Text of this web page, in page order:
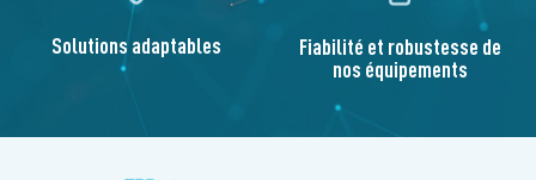
Solutions adaptables Fiabilité et robustesse de
nos équipements